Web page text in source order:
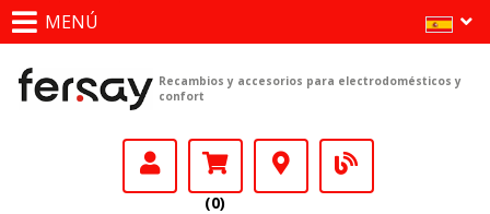
MENÚ
Recambios y accesorios para electrodomésticos y
confort
(0)